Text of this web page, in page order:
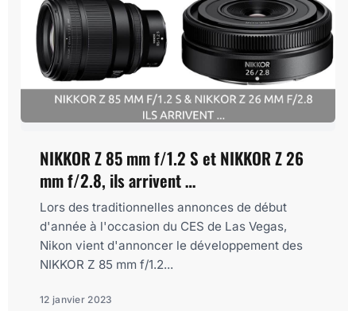
NIKKOR Z 85 mm f/1.2 S et NIKKOR Z 26
mm f/2.8, ils arrivent …
Lors des traditionnelles annonces de début
d'année à l'occasion du CES de Las Vegas,
Nikon vient d'annoncer le développement des
NIKKOR Z 85 mm f/1.2...
12 janvier 2023